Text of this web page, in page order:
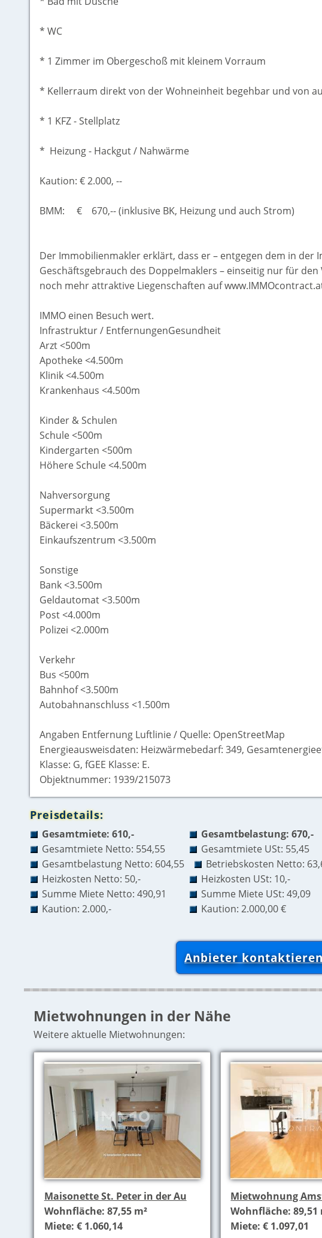
* WC
* 1 Zimmer im Obergeschoß mit kleinem Vorraum
* Kellerraum direkt von der Wohneinheit begehbar und von
* 1 KFZ - Stellplatz
* Heizung - Hackgut / Nahwärme
Kaution: € 2.000, --
BMM: € 670,-- (inklusive BK, Heizung und auch Strom)
Der Immobilienmakler erklärt, dass er – entgegen dem in der
Geschäftsgebrauch des Doppelmaklers – einseitig nur für
noch mehr attraktive Liegenschaften auf
IMMO einen Besuch wert.
Infrastruktur / EntfernungenGesundheit
Arzt <500m
Apotheke <4.500m
Klinik <4.500m
Krankenhaus <4.500m
Kinder & Schulen
Schule <500m
Kindergarten <500m
Höhere Schule <4.500m
Nahversorgung
Supermarkt <3.500m
Bäckerei <3.500m
Einkaufszentrum <3.500m
Sonstige
Bank <3.500m
Geldautomat <3.500m
Post <4.000m
Polizei <2.000m
Verkehr
Bus <500m
Bahnhof <3.500m
Autobahnanschluss <1.500m
Angaben Entfernung Luftlinie / Quelle: OpenStreetMap
Energieausweisdaten: Heizwärmebedarf: 349,
Klasse: G, fGEE Klasse: E.
Objektnummer: 1939/215073
Preisdetails:
Gesamtmiete: 610,-
Gesamtbelastung: 670,-
Gesamtmiete Netto: 554,55
Gesamtmiete USt: 55,45
Gesamtbelastung Netto: 604,55
Betriebskosten Netto:
Heizkosten Netto: 50,-
Heizkosten USt: 10,-
Summe Miete Netto: 490,91
Summe Miete USt: 49,09
Kaution: 2.000,-
Kaution: 2.000,00 €
Anbieter
Mietwohnungen in der Nähe
Weitere aktuelle Mietwohnungen:
Maisonette St. Peter in der Au
Wohnfläche: 87,55 m²
Miete: € 1.060,14
Mietwohnung
Wohnfläche: 89,51
Miete: € 1.097,01